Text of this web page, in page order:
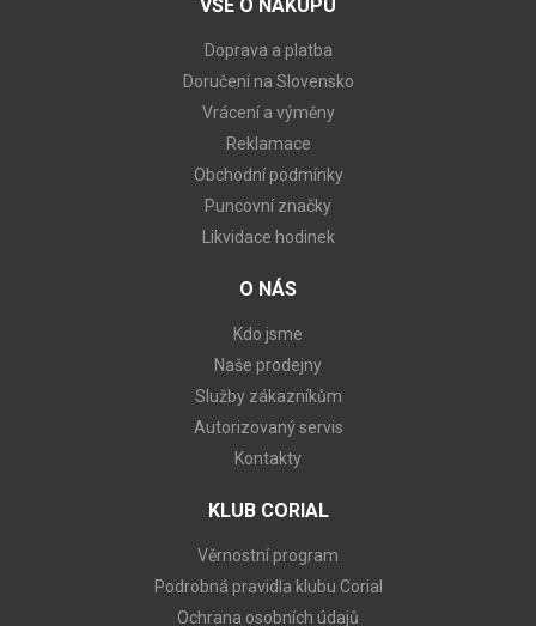
VŠE O NÁKUPU
Doprava a platba
Doručení na Slovensko
Vrácení a výměny
Reklamace
Obchodní podmínky
Puncovní značky
Likvidace hodinek
O NÁS
Kdo jsme
Naše prodejny
Služby zákazníkům
Autorizovaný servis
Kontakty
KLUB CORIAL
Věrnostní program
Podrobná pravidla klubu Corial
Ochrana osobních údajů